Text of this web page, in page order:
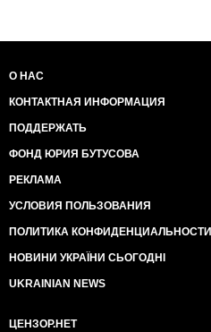
О НАС
КОНТАКТНАЯ ИНФОРМАЦИЯ
ПОДДЕРЖАТЬ
ФОНД ЮРИЯ БУТУСОВА
РЕКЛАМА
УСЛОВИЯ ПОЛЬЗОВАНИЯ
ПОЛИТИКА КОНФИДЕНЦИАЛЬНОСТИ
НОВИНИ УКРАЇНИ СЬОГОДНІ
UKRAINIAN NEWS
ЦЕНЗОР.НЕТ